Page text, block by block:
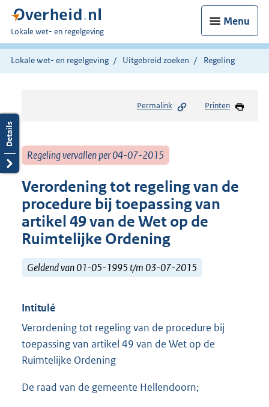
Menu
U
bent
hier:
Lokale wet- en regelgeving
Lokale wet- en regelgeving Uitgebreid zoeken Regeling
Permalink Printen
Regeling vervallen per 04-07-2015
Verordening tot regeling van de
procedure bij toepassing van
artikel 49 van de Wet op de
Ruimtelijke Ordening
Geldend van 01-05-1995 t/m 03-07-2015
Intitulé
Verordening tot regeling van de procedure bij
toepassing van artikel 49 van de Wet op de
Ruimtelijke Ordening
De raad van de gemeente Hellendoorn;